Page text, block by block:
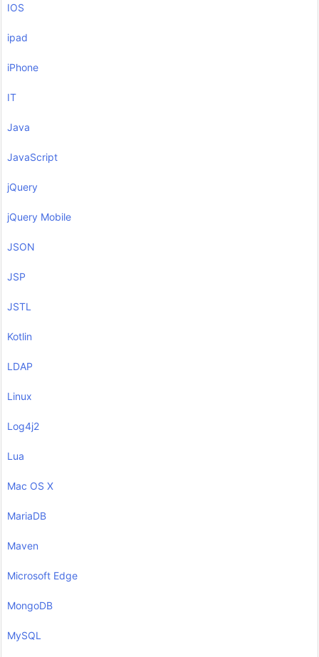
IOS
ipad
iPhone
IT
Java
JavaScript
jQuery
jQuery Mobile
JSON
JSP
JSTL
Kotlin
LDAP
Linux
Log4j2
Lua
Mac OS X
MariaDB
Maven
Microsoft Edge
MongoDB
MySQL